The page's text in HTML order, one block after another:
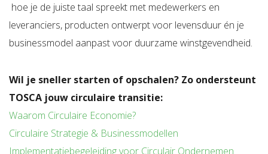
hoe je de juiste taal spreekt met medewerkers en
leveranciers, producten ontwerpt voor levensduur én je
businessmodel aanpast voor duurzame winstgevendheid.
Wil je sneller starten of opschalen? Zo ondersteunt
TOSCA jouw circulaire transitie:
Waarom Circulaire Economie?
Circulaire Strategie & Businessmodellen
Implementatiebegeleiding voor Circulair Ondernemen